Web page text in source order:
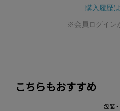
購入履歴
※会員ログイン
こちらもおすすめ